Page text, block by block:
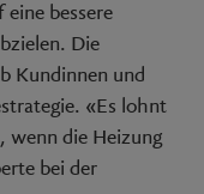
bessere
Die
Kundinnen und
«Es lohnt
wenn die Heizung
bei der